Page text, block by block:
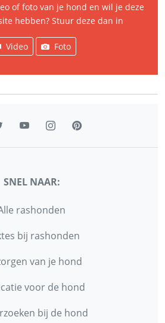
of foto van je hond en wil je deze
hebben? Stuur deze dan in
Video Foto
SNEL NAAR:
rashonden
bij rashonden
van je hond
voor de hond
bij de hond